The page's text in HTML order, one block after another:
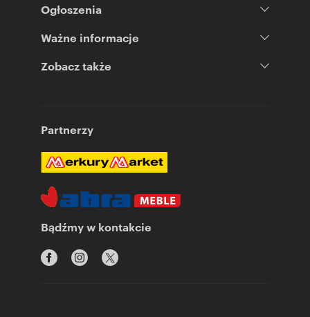
Ogłoszenia
Ważne informacje
Zobacz także
Partnerzy
Bądźmy w kontakcie